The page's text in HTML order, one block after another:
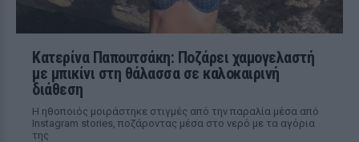
Κατερίνα Παπουτσάκη: Ποζάρει χαμογελαστή
με μπικίνι στη θάλασσα σε καλοκαιρινή
διάθεση
Η ηθοποιός μοιράστηκε στιγμές από την παραλία μέσα από
Instagram stories, ποζάροντας μέσα στο νερό με τα αγόρια
της